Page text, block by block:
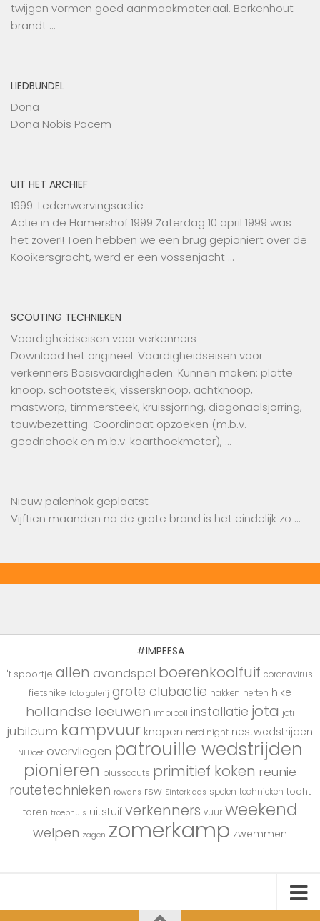
twijgen vormen goed aanmaakmateriaal. Berkenhout
brandt …
LIEDBUNDEL
Dona
Dona Nobis Pacem
UIT HET ARCHIEF
1999: Ledenwervingsactie
Actie in de Hamershof 1999 Zaterdag 10 april 1999 was
het zover!! Toen hebben we een brug gepioniert over de
Kooikersgracht, werd er een vossenjacht …
SCOUTING TECHNIEKEN
Vaardigheidseisen voor verkenners
Download het origineel: Vaardigheidseisen voor
verkenners Basisvaardigheden: Kunnen maken: platte
knoop, schootsteek, vissersknoop, achtknoop,
mastworp, timmersteek, kruissjorring, diagonaalsjorring,
touwbezetting. Coordinaat opzoeken (m.b.v.
geodriehoek en m.b.v. kaarthoekmeter), …
Nieuw palenhok geplaatst
Vijftien maanden na de grote brand is het eindelijk zo …
#IMPEESA
't spoortje allen avondspel boerenkoolfuif coronavirus
fietshike foto galerij grote clubactie hakken herten hike
hollandse leeuwen impipoll installatie jota joti
jubileum kampvuur knopen nerd night nestwedstrijden
NLDoet overvliegen patrouille wedstrijden
pionieren plusscouts primitief koken reunie
routetechnieken rowans rsw Sinterklaas spelen technieken tocht
toren troephuis uitstuif verkenners vuur weekend
welpen zagen zomerkamp zwemmen